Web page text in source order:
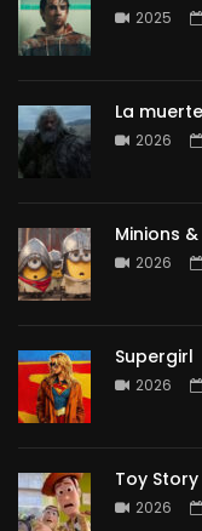
2025
La
2026
Minions
2026
Supergirl
2026
Toy Story
2026